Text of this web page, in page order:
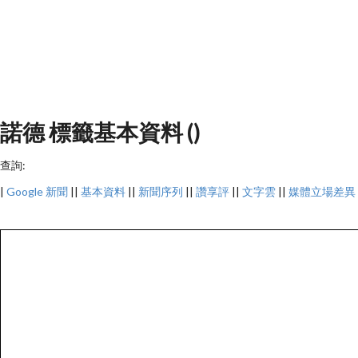
諾德 標籤基本資料 ()
查詢:
| Google 新聞 || 基本資料 || 新聞序列 || 讚享評 || 文字雲 || 媒體立場差異